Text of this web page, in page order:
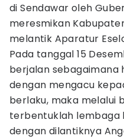
di Sendawar oleh
meresmikan
melantik Aparatur
Pada tanggal 15
berjalan sebagaimana
dengan mengacu
berlaku, maka melalui
terbentuklah lembaga
dengan dilantiknya